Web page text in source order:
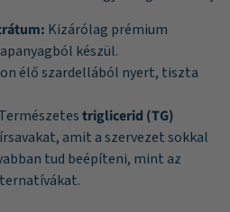
Kizárólag prémium
készül.
élő szardellából nyert, tiszta
Természetestriglicerid (TG)
amit a szervezet sokkal
tud beépíteni, mint az